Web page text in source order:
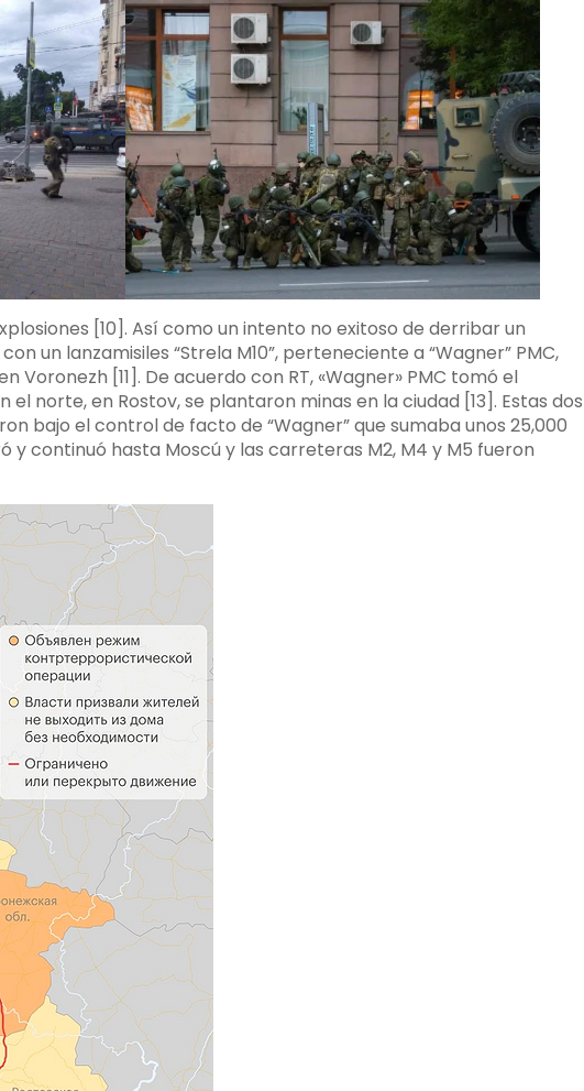
[10]. Así como un intento no exitoso de derribar un
un lanzamisiles “Strela M10”, perteneciente a “Wagner” PMC,
[11]. De acuerdo con RT, «Wagner» PMC tomó el
el norte, en Rostov, se plantaron minas en la ciudad [13]. Estas dos
bajo el control de facto de “Wagner” que sumaba unos 25,000
continuó hasta Moscú y las carreteras M2, M4 y M5 fueron